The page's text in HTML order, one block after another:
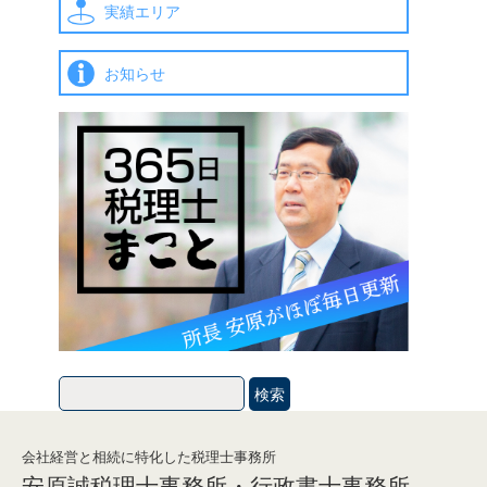
実績エリア
お知らせ
会社経営と相続に特化した税理士事務所